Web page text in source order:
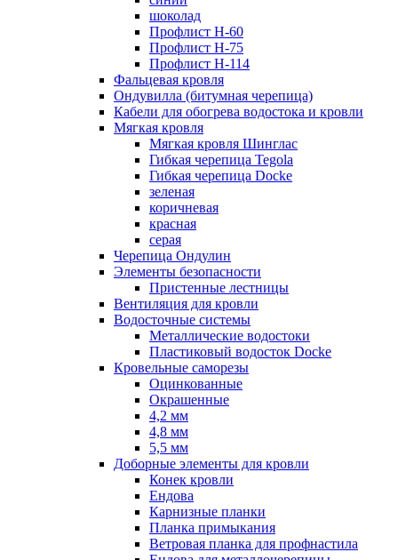
шоколад
Профлист Н-60
Профлист Н-75
Профлист H-114
Фальцевая кровля
Ондувилла (битумная черепица)
Кабели для обогрева водостока и кровли
Мягкая кровля
Мягкая кровля Шинглас
Гибкая черепица Tegola
Гибкая черепица Docke
зеленая
коричневая
красная
серая
Черепица Ондулин
Элементы безопасности
Пристенные лестницы
Вентиляция для кровли
Водосточные системы
Металлические водостоки
Пластиковый водосток Docke
Кровельные саморезы
Оцинкованные
Окрашенные
4,2 мм
4,8 мм
5,5 мм
Доборные элементы для кровли
Конек кровли
Ендова
Карнизные планки
Планка примыкания
Ветровая планка для профнастила